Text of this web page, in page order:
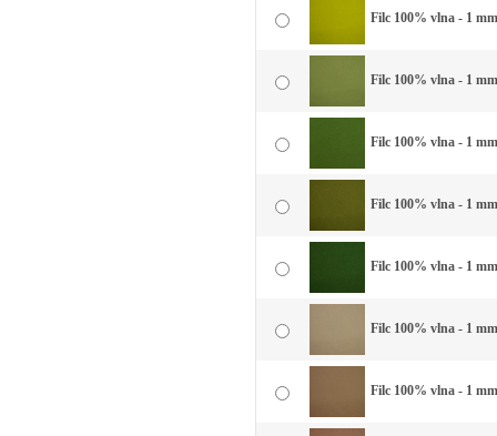
Filc 100% vlna - 1
Filc 100% vlna - 1
Filc 100% vlna - 1
Filc 100% vlna - 1
Filc 100% vlna - 1
Filc 100% vlna - 1
Filc 100% vlna - 1